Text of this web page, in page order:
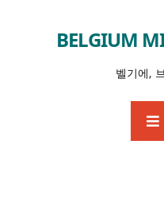
BELGIUM
벨기에,